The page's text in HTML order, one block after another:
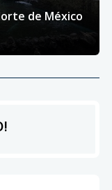
de México